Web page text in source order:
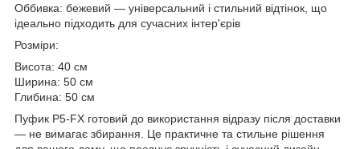
Оббивка: бежевий — універсальний і стильний відтінок, що
ідеально підходить для сучасних інтер'єрів
Розміри:
Висота: 40 см
Ширина: 50 см
Глибина: 50 см
Пуфик P5-FX готовий до використання відразу після доставки
— не вимагає збирання. Це практичне та стильне рішення